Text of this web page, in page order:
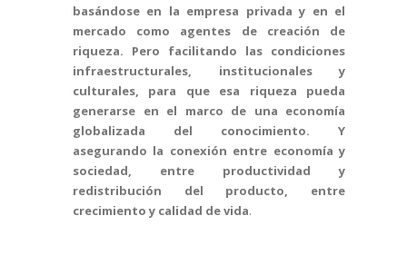
basándose en la empresa privada y en el
mercado como agentes de creación de
riqueza. Pero facilitando las condiciones
infraestructurales, institucionales y
culturales, para que esa riqueza pueda
generarse en el marco de una economía
globalizada del conocimiento. Y
asegurando la conexión entre economía y
sociedad, entre productividad y
redistribución del producto, entre
crecimiento y calidad de vida.